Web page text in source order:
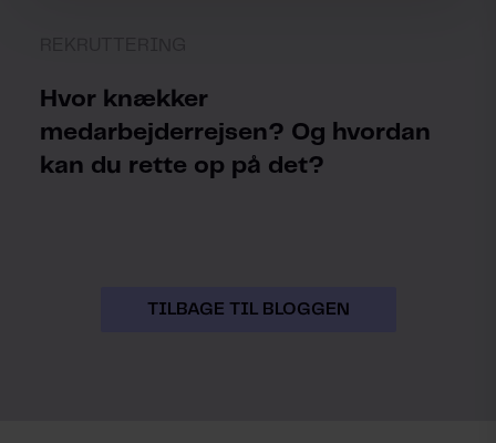
Hvor knækker
medarbejderrejsen? Og hvordan
kan du rette op på det?
TILBAGE TIL BLOGGEN